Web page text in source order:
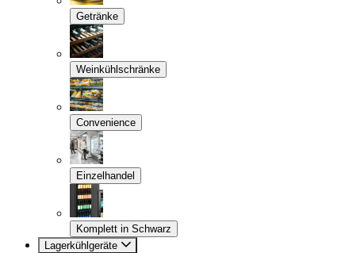
Getränke
Weinkühlschränke
Convenience
Einzelhandel
Komplett in Schwarz
Lagerkühlgeräte